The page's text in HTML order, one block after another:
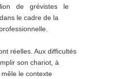
de grévistes le
le cadre de la
réelles. Aux difficultés
son chariot, à
le contexte